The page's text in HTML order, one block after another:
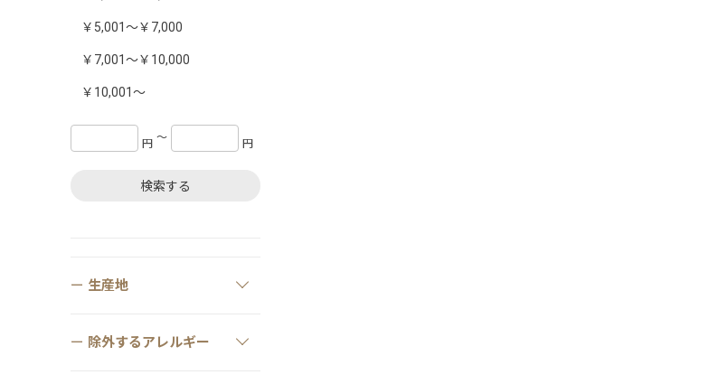
￥5,001～￥7,000
￥7,001～￥10,000
￥10,001～
円 〜 円
検索する
生産地
除外するアレルギー